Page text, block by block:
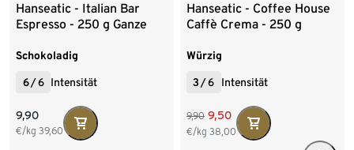
Hanseatic - Italian Bar
Espresso - 250 g Ganze
Schokoladig
6 /6 Intensität
9,90
€/kg 39,60
Hanseatic - Coffee House
Caffè Crema - 250 g
Würzig
3 /6 Intensität
9,90 9,50
€/kg 38,00